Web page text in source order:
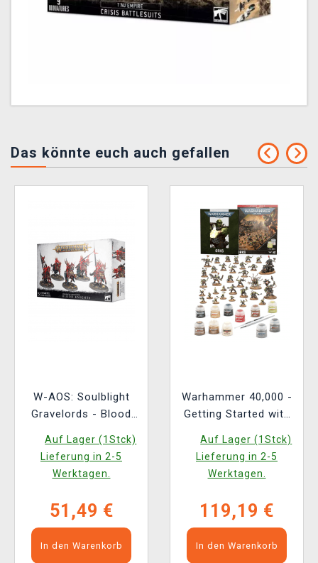
Das könnte euch auch gefallen
W-AOS: Soulblight
Gravelords - Blood
Auf Lager (1Stck)
Lieferung in 2-5
Werktagen.
51,49 €
In den Warenkorb
Warhammer 40,000 -
Getting Started with
Auf Lager (1Stck)
Lieferung in 2-5
Werktagen.
119,19 €
In den Warenkorb